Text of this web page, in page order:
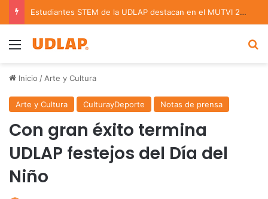
Estudiantes STEM de la UDLAP destacan en el MUTVI 2026
Menu
Inicio / Arte y Cultura
Arte y Cultura CulturayDeporte Notas de prensa
Con gran éxito termina
UDLAP festejos del Día del
Niño